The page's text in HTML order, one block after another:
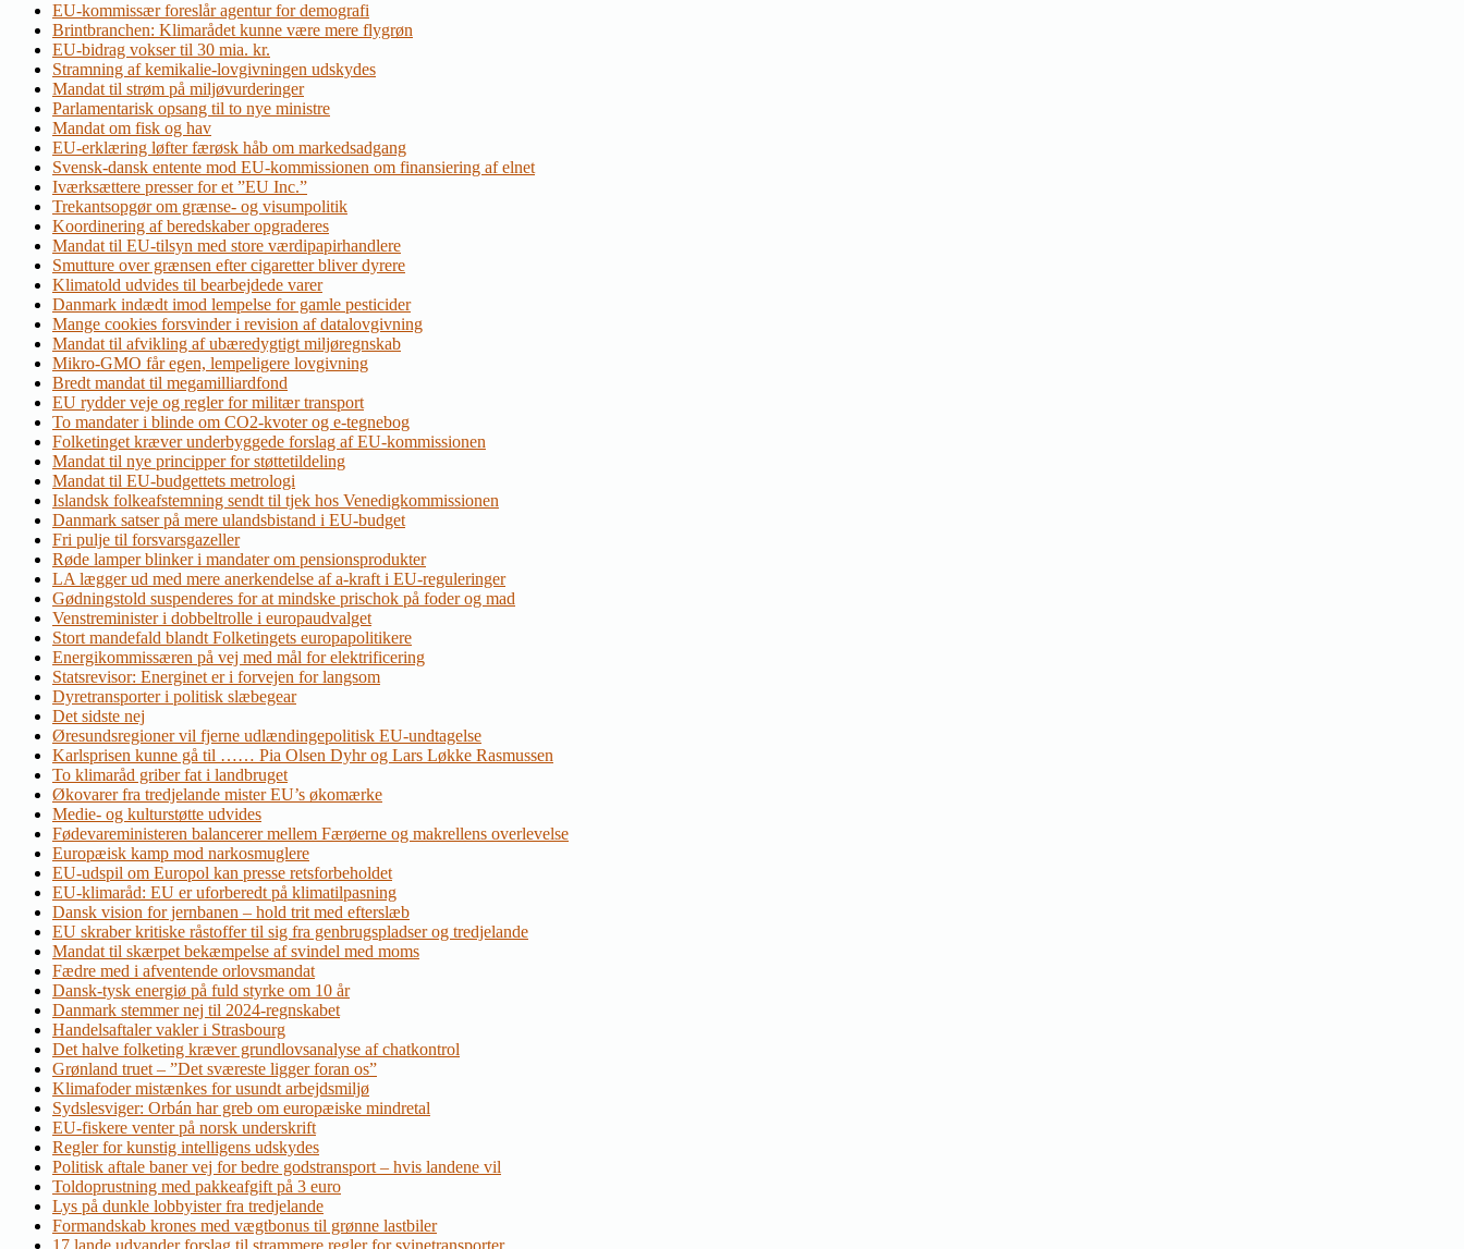
EU-kommissær foreslår agentur for demografi
Brintbranchen: Klimarådet kunne være mere flygrøn
EU-bidrag vokser til 30 mia. kr.
Stramning af kemikalie-lovgivningen udskydes
Mandat til strøm på miljøvurderinger
Parlamentarisk opsang til to nye ministre
Mandat om fisk og hav
EU-erklæring løfter færøsk håb om markedsadgang
Svensk-dansk entente mod EU-kommissionen om finansiering af elnet
Iværksættere presser for et ”EU Inc.”
Trekantsopgør om grænse- og visumpolitik
Koordinering af beredskaber opgraderes
Mandat til EU-tilsyn med store værdipapirhandlere
Smutture over grænsen efter cigaretter bliver dyrere
Klimatold udvides til bearbejdede varer
Danmark indædt imod lempelse for gamle pesticider
Mange cookies forsvinder i revision af datalovgivning
Mandat til afvikling af ubæredygtigt miljøregnskab
Mikro-GMO får egen, lempeligere lovgivning
Bredt mandat til megamilliardfond
EU rydder veje og regler for militær transport
To mandater i blinde om CO2-kvoter og e-tegnebog
Folketinget kræver underbyggede forslag af EU-kommissionen
Mandat til nye principper for støttetildeling
Mandat til EU-budgettets metrologi
Islandsk folkeafstemning sendt til tjek hos Venedigkommissionen
Danmark satser på mere ulandsbistand i EU-budget
Fri pulje til forsvarsgazeller
Røde lamper blinker i mandater om pensionsprodukter
LA lægger ud med mere anerkendelse af a-kraft i EU-reguleringer
Gødningstold suspenderes for at mindske prischok på foder og mad
Venstreminister i dobbeltrolle i europaudvalget
Stort mandefald blandt Folketingets europapolitikere
Energikommissæren på vej med mål for elektrificering
Statsrevisor: Energinet er i forvejen for langsom
Dyretransporter i politisk slæbegear
Det sidste nej
Øresundsregioner vil fjerne udlændingepolitisk EU-undtagelse
Karlsprisen kunne gå til …… Pia Olsen Dyhr og Lars Løkke Rasmussen
To klimaråd griber fat i landbruget
Økovarer fra tredjelande mister EU’s økomærke
Medie- og kulturstøtte udvides
Fødevareministeren balancerer mellem Færøerne og makrellens overlevelse
Europæisk kamp mod narkosmuglere
EU-udspil om Europol kan presse retsforbeholdet
EU-klimaråd: EU er uforberedt på klimatilpasning
Dansk vision for jernbanen – hold trit med efterslæb
EU skraber kritiske råstoffer til sig fra genbrugspladser og tredjelande
Mandat til skærpet bekæmpelse af svindel med moms
Fædre med i afventende orlovsmandat
Dansk-tysk energiø på fuld styrke om 10 år
Danmark stemmer nej til 2024-regnskabet
Handelsaftaler vakler i Strasbourg
Det halve folketing kræver grundlovsanalyse af chatkontrol
Grønland truet – ”Det sværeste ligger foran os”
Klimafoder mistænkes for usundt arbejdsmiljø
Sydslesviger: Orbán har greb om europæiske mindretal
EU-fiskere venter på norsk underskrift
Regler for kunstig intelligens udskydes
Politisk aftale baner vej for bedre godstransport – hvis landene vil
Toldoprustning med pakkeafgift på 3 euro
Lys på dunkle lobbyister fra tredjelande
Formandskab krones med vægtbonus til grønne lastbiler